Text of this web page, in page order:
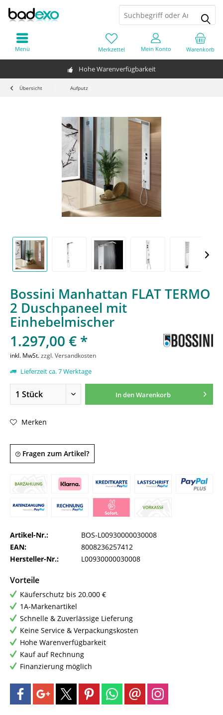
Hohe Warenverfügbarkeit
Warenkorb
Merkzettel Mein Konto
Menü
Übersicht Aufputz
Bossini Manhattan FLAT TERMO
2 Duschpaneel mit
Einhebelmischer
1.297,00 € *
inkl. MwSt.zzgl. Versandkosten
Lieferzeit ca. 7 Werktage
In denWarenkorb
Merken
Fragen zum Artikel?
Artikel-Nr.:
BOS-L00930000030008
EAN:
8008236257412
Hersteller-Nr.:
L00930000030008
Vorteile
Käuferschutz bis 20.000 €
1A-Markenartikel
Schnelle & Zuverlässige Lieferung
Keine Service & Verpackungskosten
Hohe Warenverfügbarkeit
Kauf auf Rechnung
Finanzierung möglich